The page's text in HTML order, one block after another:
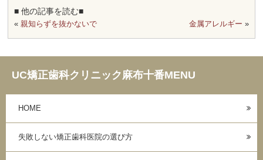
■ 他の記事を読む■
«親知らずを抜かないで 金属アレルギー »
UC矯正歯科クリニック麻布十番MENU
HOME
失敗しない矯正歯科医院の選び方